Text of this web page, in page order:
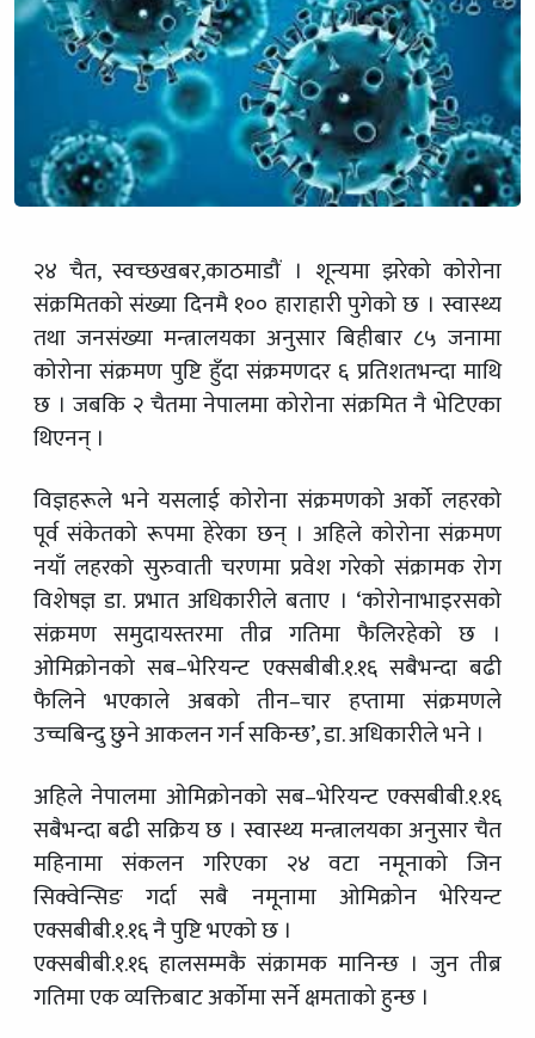
२४ चैत, स्वच्छखबर,काठमाडौं । शून्यमा झरेको कोरोना
संक्रमितको संख्या दिनमै १०० हाराहारी पुगेको छ । स्वास्थ्य
तथा जनसंख्या मन्त्रालयका अनुसार बिहीबार ८५ जनामा
कोरोना संक्रमण पुष्टि हुँदा संक्रमणदर ६ प्रतिशतभन्दा माथि
छ । जबकि २ चैतमा नेपालमा कोरोना संक्रमित नै भेटिएका
थिएनन् ।
विज्ञहरूले भने यसलाई कोरोना संक्रमणको अर्को लहरको
पूर्व संकेतको रूपमा हेरेका छन् । अहिले कोरोना संक्रमण
नयाँ लहरको सुरुवाती चरणमा प्रवेश गरेको संक्रामक रोग
विशेषज्ञ डा. प्रभात अधिकारीले बताए । ‘कोरोनाभाइरसको
संक्रमण समुदायस्तरमा तीव्र गतिमा फैलिरहेको छ ।
ओमिक्रोनको सब–भेरियन्ट एक्सबीबी.१.१६ सबैभन्दा बढी
फैलिने भएकाले अबको तीन–चार हप्तामा संक्रमणले
उच्चबिन्दु छुने आकलन गर्न सकिन्छ’, डा. अधिकारीले भने ।
अहिले नेपालमा ओमिक्रोनको सब–भेरियन्ट एक्सबीबी.१.१६
सबैभन्दा बढी सक्रिय छ । स्वास्थ्य मन्त्रालयका अनुसार चैत
महिनामा संकलन गरिएका २४ वटा नमूनाको जिन
सिक्वेन्सिङ गर्दा सबै नमूनामा ओमिक्रोन भेरियन्ट
एक्सबीबी.१.१६ नै पुष्टि भएको छ ।
एक्सबीबी.१.१६ हालसम्मकै संक्रामक मानिन्छ । जुन तीब्र
गतिमा एक व्यक्तिबाट अर्कोमा सर्ने क्षमताको हुन्छ ।